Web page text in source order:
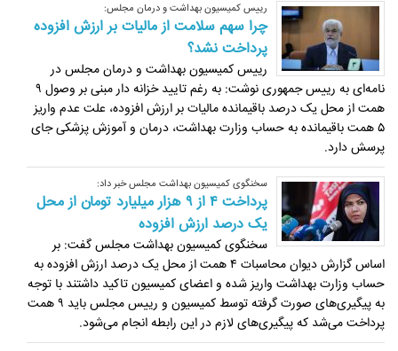
رییس کمیسیون بهداشت و درمان مجلس:
چرا سهم سلامت از مالیات بر ارزش افزوده
پرداخت نشد؟
رییس کمیسیون بهداشت و درمان مجلس در
نامه‌ای به رییس جمهوری نوشت: به رغم تایید خزانه دار مبنی بر وصول ۹
همت از محل یک درصد باقیمانده مالیات بر ارزش افزوده، علت عدم واریز
۵ همت باقیمانده به حساب وزارت بهداشت، درمان و آموزش پزشکی جای
پرسش دارد.
سخنگوی کمیسیون بهداشت مجلس خبر داد:
پرداخت ۴ از ۹ هزار میلیارد تومان از محل
یک درصد ارزش افزوده
سخنگوی کمیسیون بهداشت مجلس گفت: بر
اساس گزارش دیوان محاسبات ۴ همت از محل یک درصد ارزش افزوده به
حساب وزارت بهداشت واریز شده و اعضای کمیسیون تاکید داشتند با توجه
به پیگیری‌های صورت گرفته توسط کمیسیون و رییس مجلس باید ۹ همت
پرداخت می‌شد که پیگیری‌های لازم در این رابطه انجام می‌شود.